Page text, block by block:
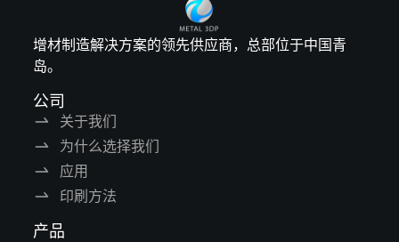
增材制造解决方案的领先供应商，总部位于中国青
岛。
公司
关于我们
为什么选择我们
应用
印刷方法
产品